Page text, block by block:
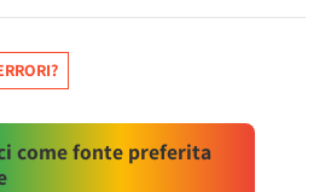
come fonte preferita